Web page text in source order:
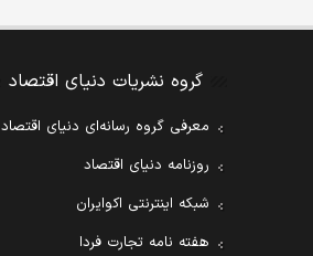
گروه نشریات دنیای اقتصاد
معرفی گروه رسانه‌ای دنیای اقتصاد
روزنامه دنیای اقتصاد
شبکه اینترنتی اکوایران
هفته نامه تجارت فردا